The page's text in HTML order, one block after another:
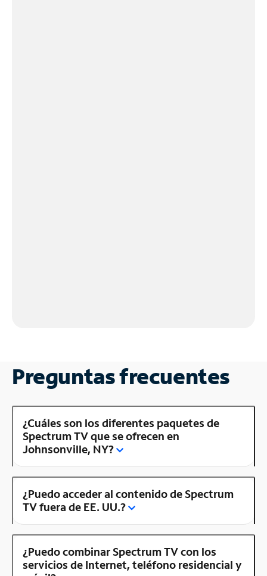
Preguntas frecuentes
¿Cuáles son los diferentes paquetes de
Spectrum TV que se ofrecen en
Johnsonville, NY?
¿Puedo acceder al contenido de Spectrum
TV fuera de EE. UU.?
¿Puedo combinar Spectrum TV con los
servicios de Internet, teléfono residencial y